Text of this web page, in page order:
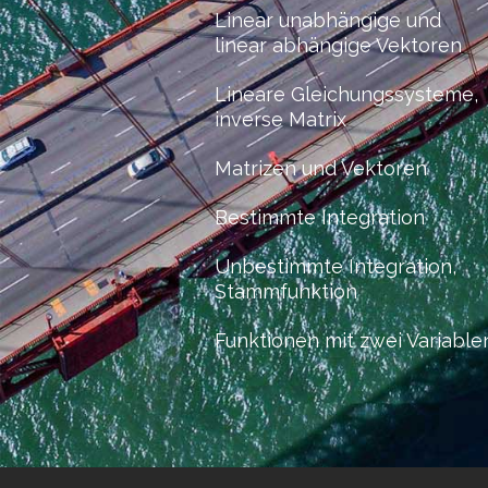
Linear unabhängige und
linear abhängige Vektoren
Lineare Gleichungssysteme,
inverse Matrix
Matrizen und Vektoren
Bestimmte Integration
Unbestimmte Integration,
Stammfunktion
Funktionen mit zwei